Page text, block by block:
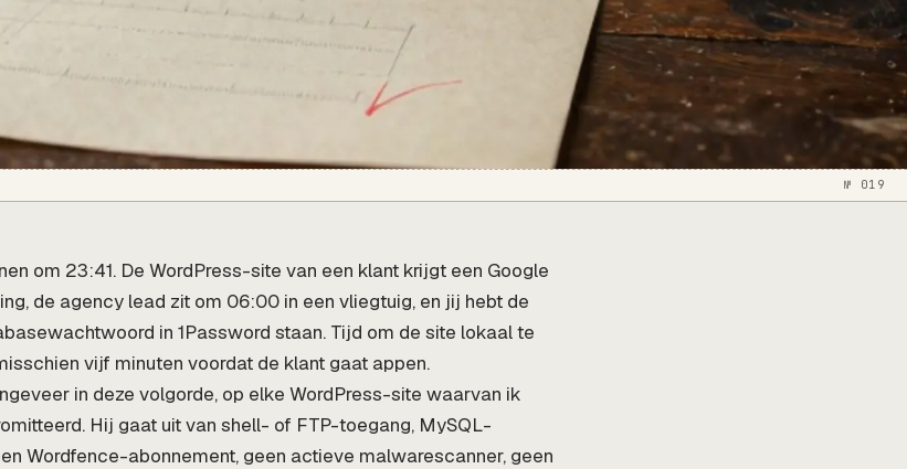
№ 019
om 23:41. De WordPress-site van een klant krijgt een Google
de agency lead zit om 06:00 in een vliegtuig, en jij hebt de
in 1Password staan. Tijd om de site lokaal te
vijf minuten voordat de klant gaat appen.
in deze volgorde, op elke WordPress-site waarvan ik
Hij gaat uit van shell- of FTP-toegang, MySQL-
Wordfence-abonnement, geen actieve malwarescanner, geen